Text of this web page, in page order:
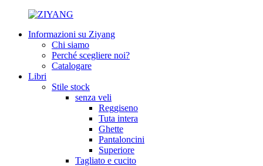
Informazioni su Ziyang
Chi siamo
Perché scegliere noi?
Catalogare
Libri
Stile stock
senza veli
Reggiseno
Tuta intera
Ghette
Pantaloncini
Superiore
Tagliato e cucito